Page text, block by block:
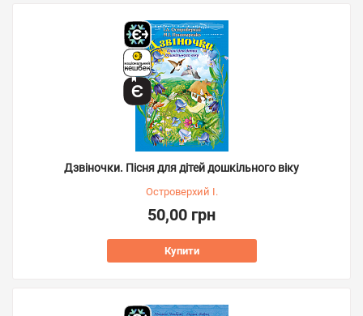
Дзвіночки. Пісня для дітей дошкільного віку
Островерхий І.
50,00 грн
Купити